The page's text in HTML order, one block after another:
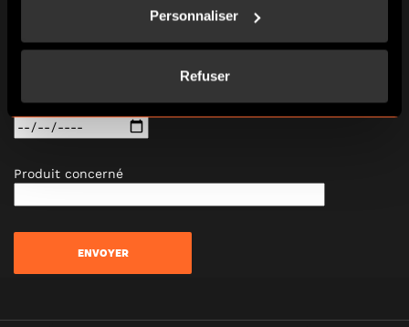
Personnaliser
Refuser
Numéro de commande*
Date de votre commande*
Produit concerné